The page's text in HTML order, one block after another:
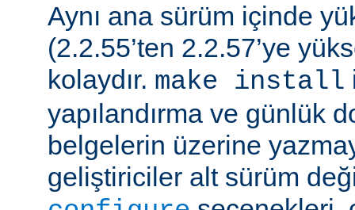
Aynı ana sürüm içinde
(2.2.55’ten 2.2.57’ye
kolaydır. make install
yapılandırma ve günlük
belgelerin üzerine
geliştiriciler alt sürüm